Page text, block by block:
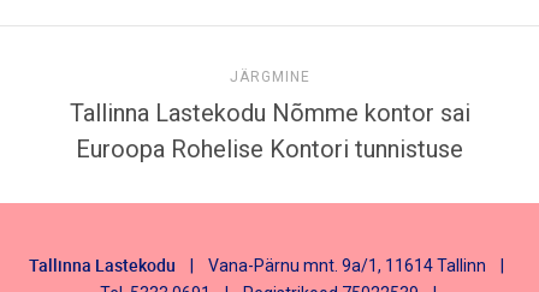
JÄRGMINE
Tallinna Lastekodu Nõmme kontor sai
Euroopa Rohelise Kontori tunnistuse
Tallinna Lastekodu | Vana-Pärnu mnt. 9a/1, 11614 Tallinn |